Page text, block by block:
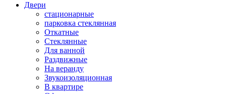
Двери
стационарные
парковка стеклянная
Откатные
Стеклянные
Для ванной
Раздвижные
На веранду
Звукоизоляционная
В квартире